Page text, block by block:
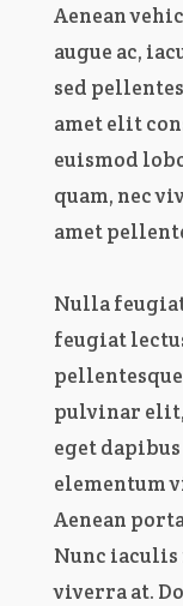
Aenean
augue ac,
sed
amet elit
euismod
quam, nec
amet
Nulla
feugiat
pulvinar elit,
eget
elementum
Aenean
Nunc iaculis
viverra at.